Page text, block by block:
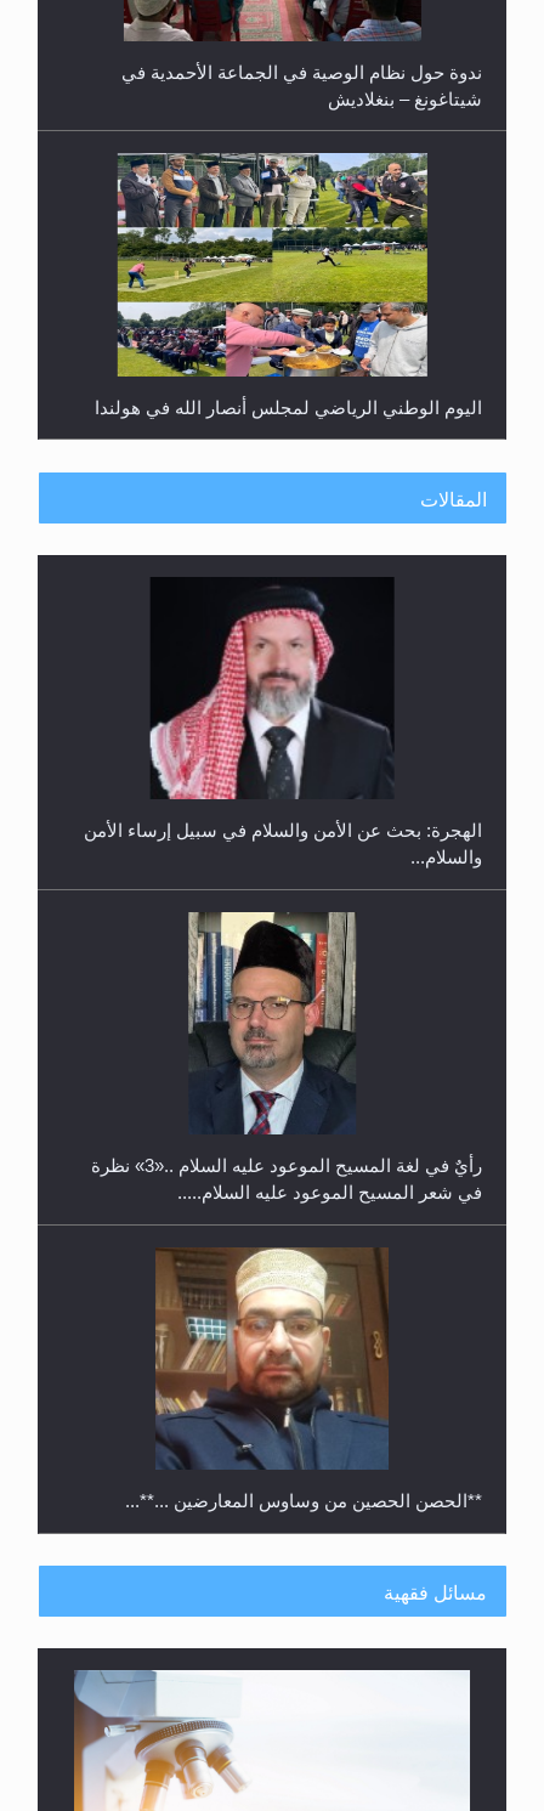
ندوة حول نظام الوصية في الجماعة الأحمدية في
شيتاغونغ – بنغلاديش
اليوم الوطني الرياضي لمجلس أنصار الله في هولندا
إتمام حفظ القرآن الكريم لثلاثة طلاب من مدرسة الحفظ
حفل توزيع الشهادات في الجامعة الأحمدية بنيجيريا لعام
المقالات
الهجرة: بحث عن الأمن والسلام في سبيل إرساء الأمن
والسلام...
رأيٌ في لغة المسيح الموعود عليه السلام ..«3» نظرة
في شعر المسيح الموعود عليه السلام.....
**الحصن الحصين من وساوس المعارضين ...**...
مسائل فقهية